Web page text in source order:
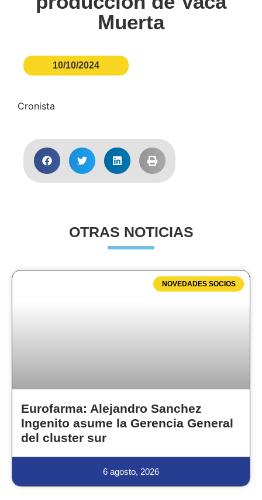
Muerta
10/10/2024
Cronista
OTRAS NOTICIAS
NOVEDADES SOCIOS
Eurofarma: Alejandro Sanchez
Ingenito asume la Gerencia General
del cluster sur
6 agosto, 2026